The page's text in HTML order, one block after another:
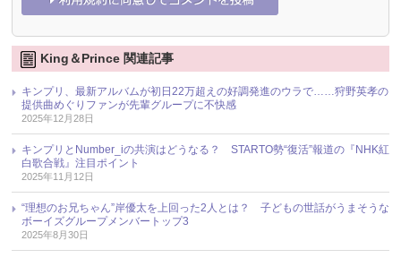
King＆Prince 関連記事
キンプリ、最新アルバムが初日22万超えの好調発進のウラで……狩野英孝の
提供曲めぐりファンが先輩グループに不快感
2025年12月28日
キンプリとNumber_iの共演はどうなる？ STARTO勢“復活”報道の『NHK紅
白歌合戦』注目ポイント
2025年11月12日
“理想のお兄ちゃん”岸優太を上回った2人とは？ 子どもの世話がうまそうな
ボーイズグループメンバートップ3
2025年8月30日